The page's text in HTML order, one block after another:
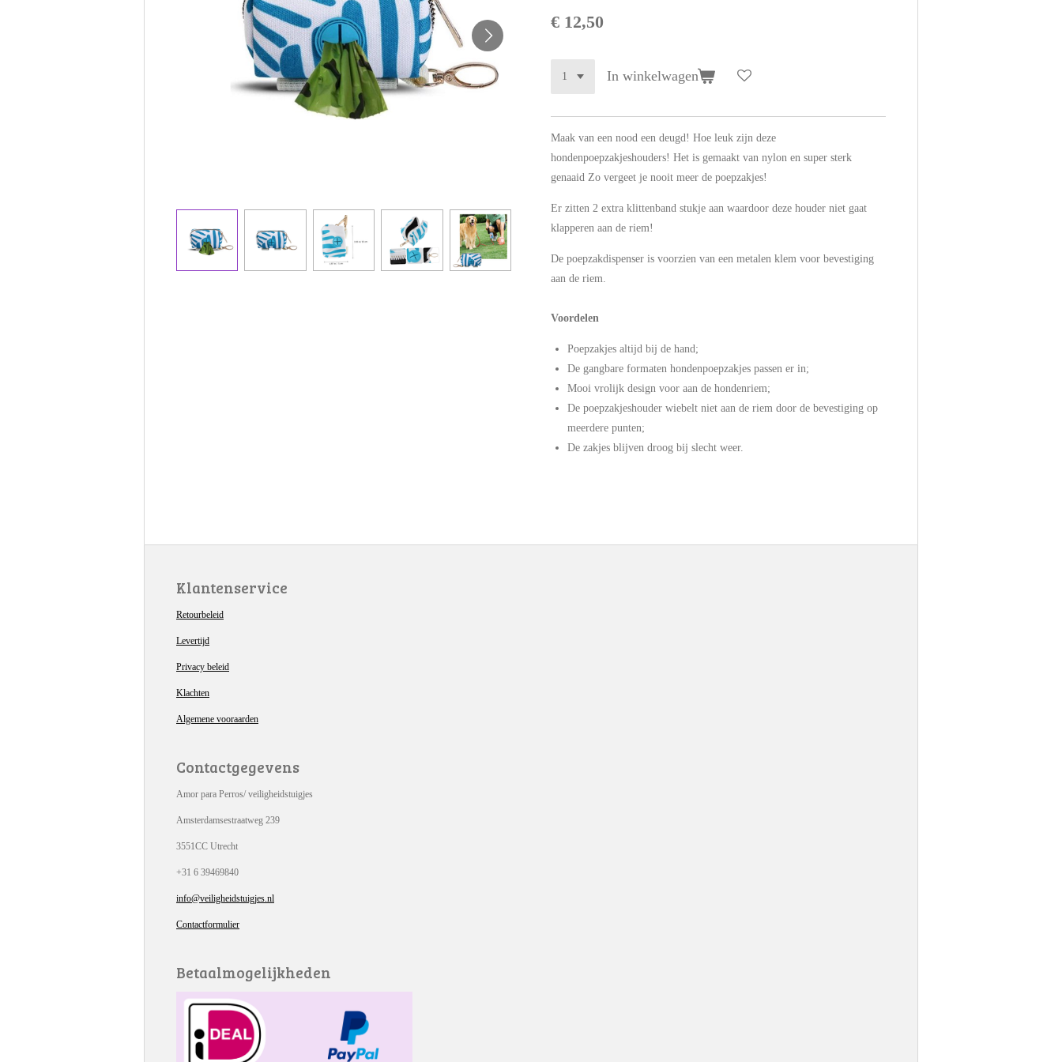
€ 12,50
In winkelwagen
Maak van een nood een deugd! Hoe leuk zijn deze
hondenpoepzakjeshouders! Het is gemaakt van nylon en super sterk
genaaid Zo vergeet je nooit meer de poepzakjes!
Er zitten 2 extra klittenband stukje aan waardoor deze houder niet gaat
klapperen aan de riem!
De poepzakdispenser is voorzien van een metalen klem voor bevestiging
aan de riem.
Voordelen
Poepzakjes altijd bij de hand;
De gangbare formaten hondenpoepzakjes passen er in;
Mooi vrolijk design voor aan de hondenriem;
De poepzakjeshouder wiebelt niet aan de riem door de bevestiging op
meerdere punten;
De zakjes blijven droog bij slecht weer.
Klantenservice
Retourbeleid
Levertijd
Privacy beleid
Klachten
Algemene vooraarden
Contactgegevens
Amor para Perros/ veiligheidstuigjes
Amsterdamsestraatweg 239
3551CC Utrecht
+31 6 39469840
info@veiligheidstuigjes.nl
Contactformulier
Betaalmogelijkheden